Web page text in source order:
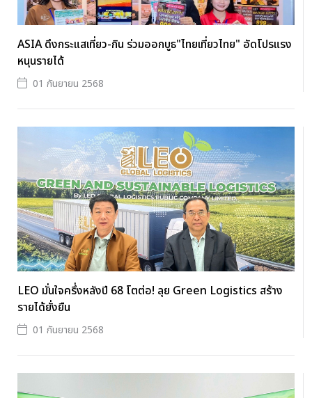
ASIA ดึงกระแสเที่ยว-กิน ร่วมออกบูธ"ไทยเที่ยวไทย" อัดโปรแรง
หนุนรายได้
01 กันยายน 2568
LEO มั่นใจครึ่งหลังปี 68 โตต่อ! ลุย Green Logistics สร้าง
รายได้ยั่งยืน
01 กันยายน 2568